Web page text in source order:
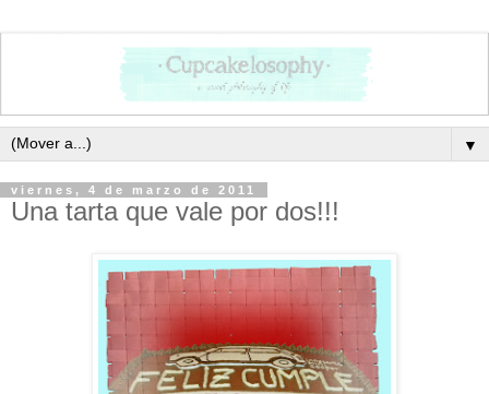
▼
viernes, 4 de marzo de 2011
Una tarta que vale por dos!!!